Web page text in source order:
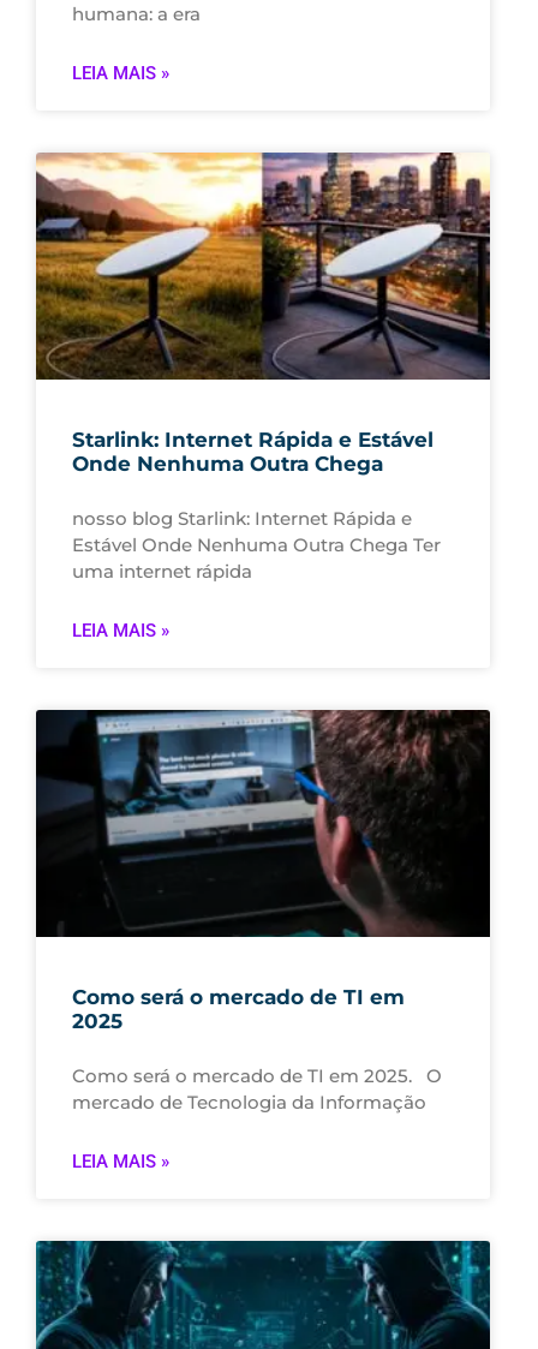
humana: a era
LEIA MAIS »
Starlink: Internet Rápida e Estável
Onde Nenhuma Outra Chega
nosso blog Starlink: Internet Rápida e
Estável Onde Nenhuma Outra Chega Ter
uma internet rápida
LEIA MAIS »
Como será o mercado de TI em
2025
Como será o mercado de TI em 2025. O
mercado de Tecnologia da Informação
LEIA MAIS »